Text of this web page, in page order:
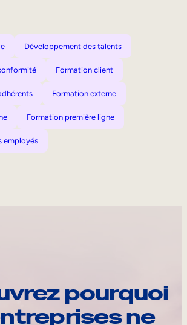
Développement des talents
Formation client
Formation externe
Formation première ligne
employés
pourquoi
ne